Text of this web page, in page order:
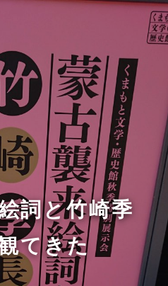
詞と竹崎季
てきた